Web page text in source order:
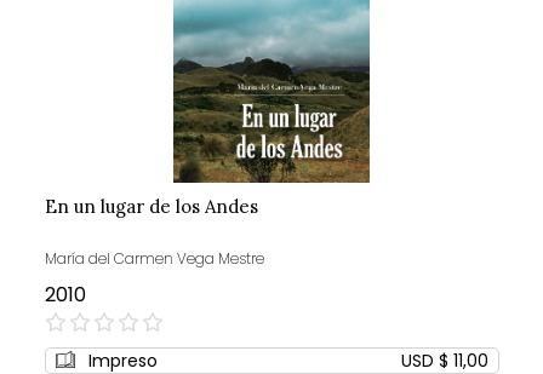
En un lugar de los Andes
María del Carmen Vega Mestre
2010
0%
Impreso USD $ 11,00